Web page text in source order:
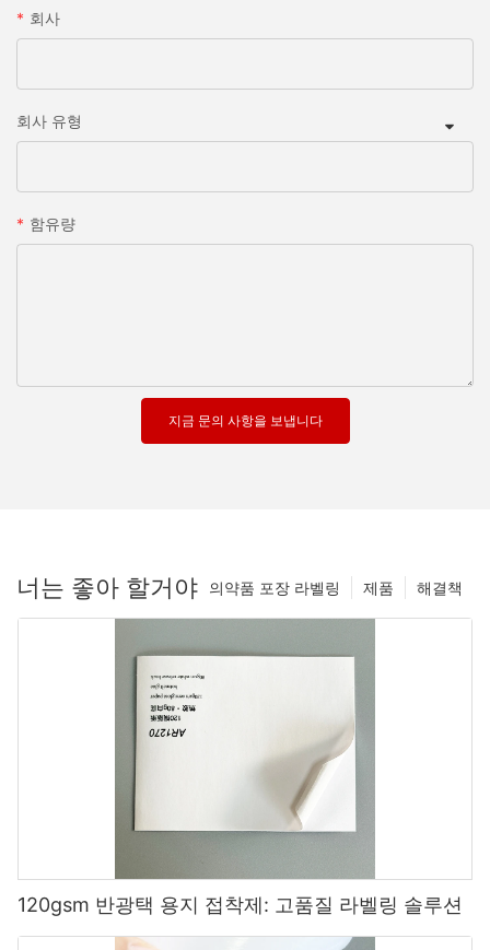
회사
회사 유형
함유량
지금 문의 사항을 보냅니다
너는 좋아 할거야 해결책
제품
의약품 포장 라벨링
120gsm 반광택 용지 접착제: 고품질 라벨링 솔루션